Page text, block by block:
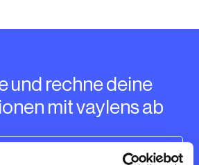
und rechne deine
mit vaylens ab